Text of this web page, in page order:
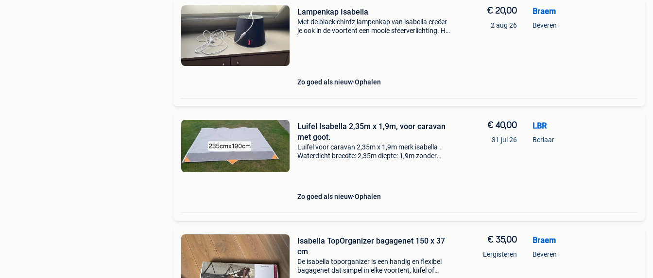
Lampenkap Isabella
Met de black chintz lampenkap van isabella creëer
je ook in de voortent een mooie sfeerverlichting. Het
Zo goed als nieuw Ophalen
€ 20,00
2 aug 26
Braem
Beveren
Luifel Isabella 2,35m x 1,9m, voor caravan
met goot.
Luifel voor caravan 2,35m x 1,9m merk isabella .
Waterdicht breedte: 2,35m diepte: 1,9m zonder
Zo goed als nieuw Ophalen
€ 40,00
31 jul 26
LBR
Berlaar
Isabella TopOrganizer bagagenet 150 x 37
cm
De isabella toporganizer is een handig en flexibel
bagagenet dat simpel in elke voortent, luifel of
€ 35,00
Eergisteren
Braem
Beveren